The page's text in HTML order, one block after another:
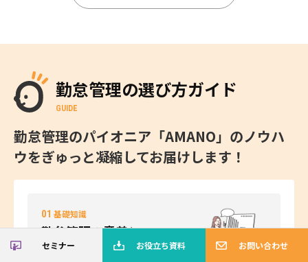
セミナー お役立ち資料 お問い合わせ
勤怠管理の選び方ガイド
GUIDE
勤怠管理のパイオニア「AMANO」のノウハ
ウをぎゅっと凝縮してお届けします！
01 基礎知識
勤怠管理の意義と
重要性